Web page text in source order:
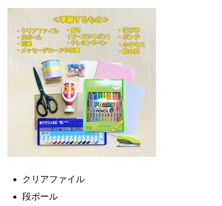
クリアファイル
段ボール